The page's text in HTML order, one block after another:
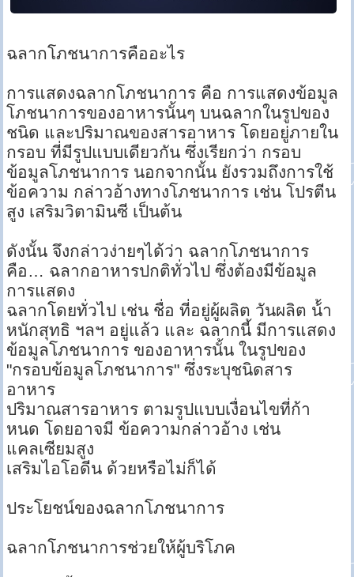
ฉลากโภชนาการคืออะไร
การแสดงฉลากโภชนาการ คือ การแสดงข้อมูล
โภชนาการของอาหารนั้นๆ บนฉลากในรูปของ
ชนิด และปริมาณของสารอาหาร โดยอยู่ภายใน
กรอบ ที่มีรูปแบบเดียวกัน ซึ่งเรียกว่า กรอบ
ข้อมูลโภชนาการ นอกจากนั้น ยังรวมถึงการใช้
ข้อความ กล่าวอ้างทางโภชนาการ เช่น โปรตีน
สูง เสริมวิตามินซี เป็นต้น
ดังนั้น จึงกล่าวง่ายๆได้ว่า ฉลากโภชนาการ
คือ… ฉลากอาหารปกติทั่วไป ซึ่งต้องมีข้อมูล
การแสดง
ฉลากโดยทั่วไป เช่น ชื่อ ที่อยู่ผู้ผลิต วันผลิต น้้า
หนักสุทธิ ฯลฯ อยู่แล้ว และ ฉลากนี้ มีการแสดง
ข้อมูลโภชนาการ ของอาหารนั้น ในรูปของ
"กรอบข้อมูลโภชนาการ" ซึ่งระบุชนิดสาร
อาหาร
ปริมาณสารอาหาร ตามรูปแบบเงื่อนไขที่ก้า
หนด โดยอาจมี ข้อความกล่าวอ้าง เช่น
แคลเซียมสูง
เสริมไอโอดีน ด้วยหรือไม่ก็ได้
ประโยชน์ของฉลากโภชนาการ
ฉลากโภชนาการช่วยให้ผู้บริโภค